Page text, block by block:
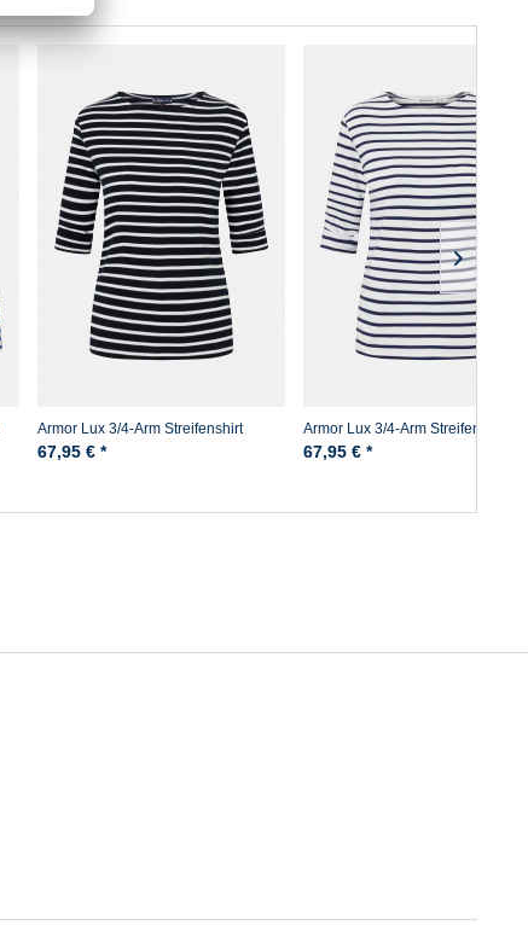
Armor Lux 3/4-Arm Streifenshirt
marine-weiß Damen
67,95 € *
Armor Lux 3/4-Arm Streifenshirt
marine Damen
67,95 € *